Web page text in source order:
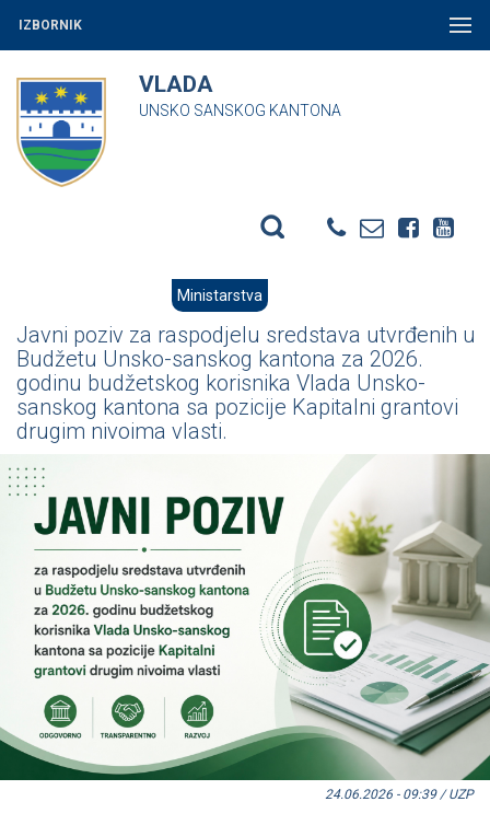
IZBORNIK
VLADA
UNSKO SANSKOG KANTONA
Ministarstva
Javni poziv za raspodjelu sredstava utvrđenih u
Budžetu Unsko-sanskog kantona za 2026.
godinu budžetskog korisnika Vlada Unsko-
sanskog kantona sa pozicije Kapitalni grantovi
drugim nivoima vlasti.
24.06.2026 - 09:39 / UZP